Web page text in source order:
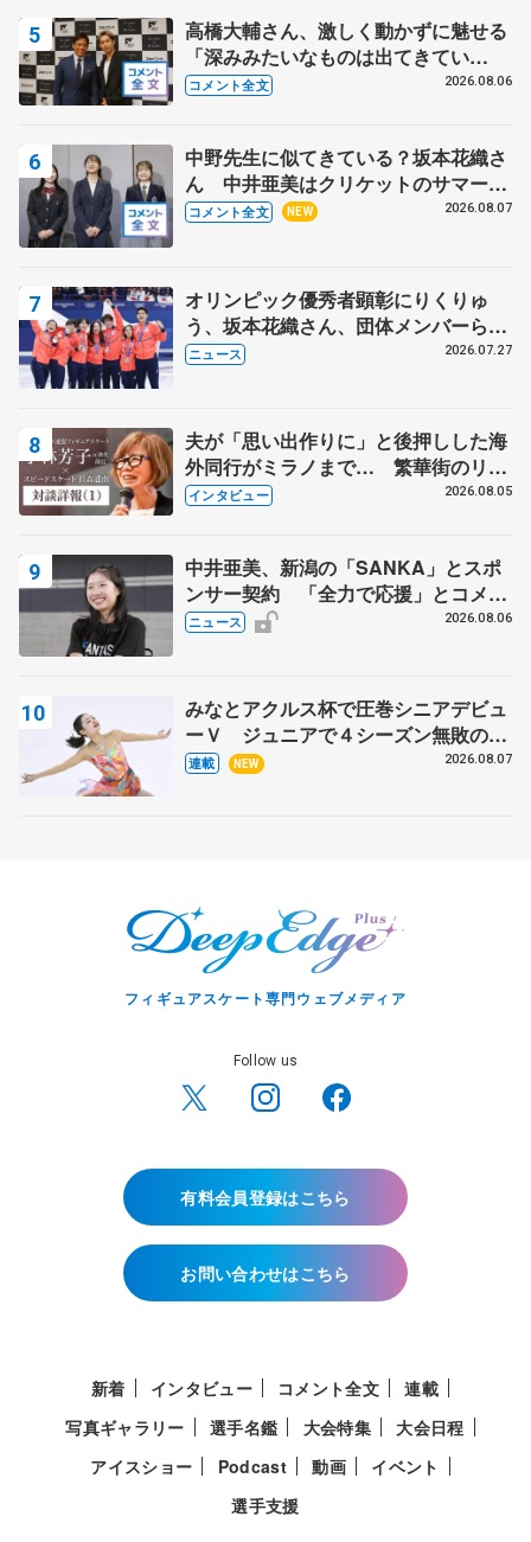
高橋大輔さん、激しく動かずに魅せる
「深みみたいなものは出てきてい
る？」 〝兄さん〟と慕うレジェンド
コメント全文 2026.08.06
中野先生に似てきている？坂本花織さ
ん 中井亜美はクリケットのサマーキ
ャンプに 島田麻央はたくさん試合に
コメント全文 NEW 2026.08.07
オリンピック優秀者顕彰にりくりゅ
う、坂本花織さん、団体メンバーら
8月7日に文科省が表彰式、ブルーノ・
ニュース 2026.07.27
夫が「思い出作りに」と後押しした海
外同行がミラノまで… 繁華街のリン
クでは不良のお兄さんも味方に 小林
インタビュー 2026.08.05
中井亜美、新潟の「SANKA」とスポ
ンサー契約 「全力で応援」とコメン
ト
ニュース 2026.08.06
みなとアクルス杯で圧巻シニアデビュ
ーＶ ジュニアで４シーズン無敗の島
田麻央
連載 NEW 2026.08.07
フィギュアスケート専門ウェブメディア
Follow us
有料会員登録はこちら
お問い合わせはこちら
新着 インタビュー コメント全文
連載
写真ギャラリー
選手名鑑 大会特集
大会日程
アイスショー
Podcast 動画
イベント
選手支援